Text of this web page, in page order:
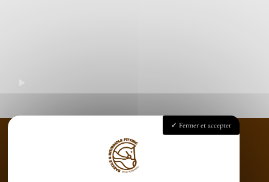
Accueil
Fermer et accepter